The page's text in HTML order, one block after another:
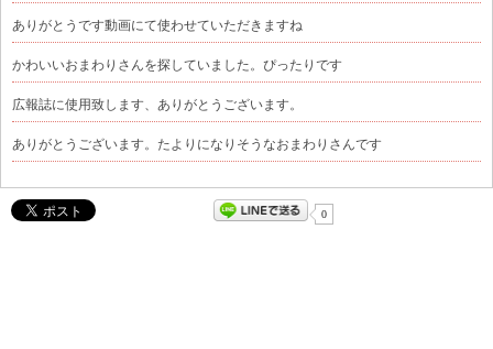
ありがとうです動画にて使わせていただきますね
かわいいおまわりさんを探していました。ぴったりです
広報誌に使用致します、ありがとうございます。
ありがとうございます。たよりになりそうなおまわりさんです
0